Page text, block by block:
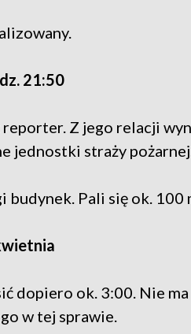
21:50
reporter. Z jego relacji
jednostki straży
budynek. Pali się ok.
dopiero ok. 3:00. Nie
w tej sprawie.